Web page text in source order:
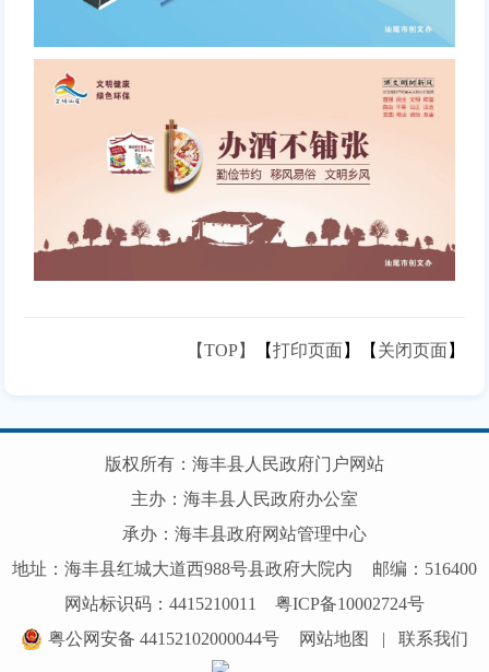
【TOP】 【打印页面】【 关闭页面】
版权所有：海丰县人民政府门户网站
主办：海丰县人民政府办公室
承办：海丰县政府网站管理中心
地址：海丰县红城大道西988号县政府大院内
邮编：516400
网站标识码：4415210011
粤ICP备10002724号
粤公网安备 44152102000044号
网站地图 | 联系我们